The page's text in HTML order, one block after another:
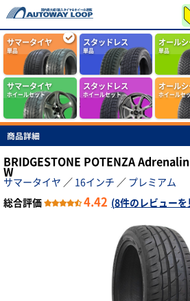
サマータイヤ
単品
スタッドレス
単品
オール
単品
サマータイヤ
ホイールセット
スタッドレス
ホイールセット
オール
ホイールセ
商品詳細
BRIDGESTONE POTENZA
W
サマータイヤ ／ 16インチ ／ プレミアム
総合評価
4.42 (8件のレビューを